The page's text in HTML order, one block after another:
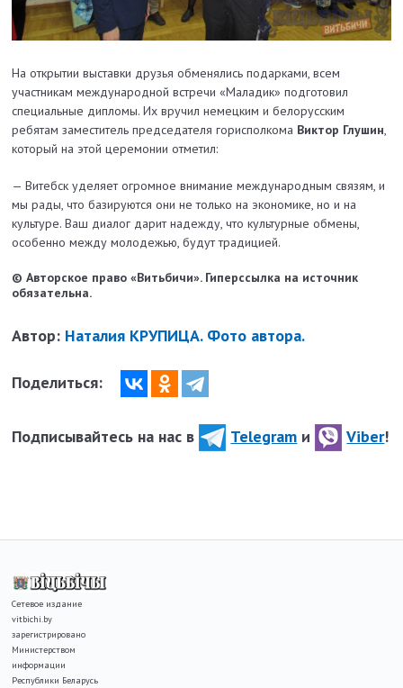
На открытии выставки друзья обменялись подарками, всем
участникам международной встречи «Маладик» подготовил
специальные дипломы. Их вручил немецким и белорусским
ребятам заместитель председателя горисполкома Виктор Глушин,
который на этой церемонии отметил:
— Витебск уделяет огромное внимание международным связям, и
мы рады, что базируются они не только на экономике, но и на
культуре. Ваш диалог дарит надежду, что культурные обмены,
особенно между молодежью, будут традицией.
© Авторское право «Витьбичи». Гиперссылка на источник
обязательна.
Автор: Наталия КРУПИЦА. Фото автора.
Поделиться:
Подписывайтесь на нас в Telegram и Viber!
Сетевое издание
vitbichi.by
зарегистрировано
Министерством
информации
Республики Беларусь